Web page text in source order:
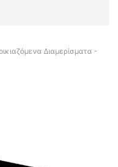
Διαμερίσματα -